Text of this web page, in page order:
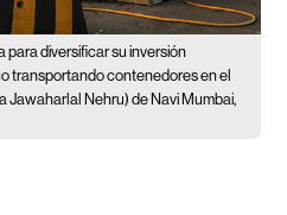
para diversificar su inversión
transportando contenedores en el
Jawaharlal Nehru) de Navi Mumbai,